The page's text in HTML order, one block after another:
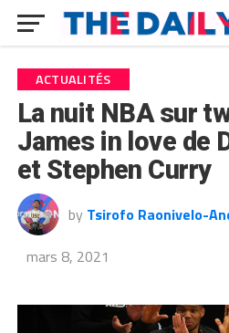
ACTUALITÉS
La nuit NBA sur
James in love de
et Stephen Curry
by Tsirofo Raonivelo-
mars 8, 2021